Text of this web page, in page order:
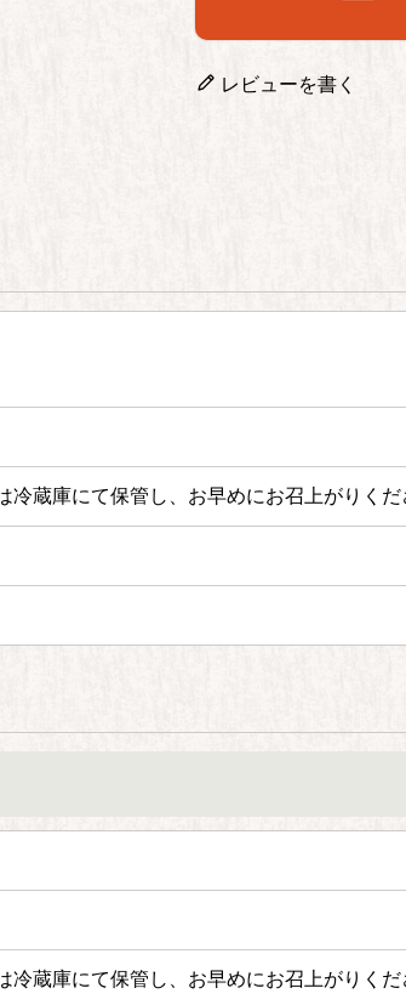
レビューを書く
冷蔵庫にて保管し、お早めにお召上がりくだ
冷蔵庫にて保管し、お早めにお召上がりくだ